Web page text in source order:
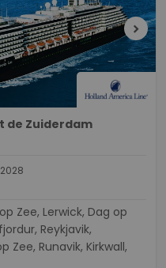
chevron_right
de Zuiderdam
Reykjavik,
Zee, Runavik, Kirkwall,